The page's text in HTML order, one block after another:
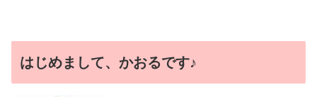
はじめまして、かおるです♪